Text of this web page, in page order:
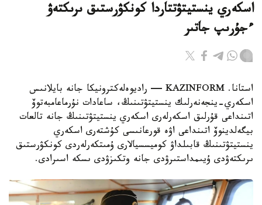
اسكەري ينستيتۋتتاردا كونكۋرستىق ىرىكتەۋ
ءجۇرىپ جاتىر
استانا. KAZINFORM — راديوەلەكترونيكا جانە بايلانىس
اسكەري-ينجەنەرلىك ينستيتۋتىنىڭ، ساعادات نۇرماعامبەتوۆ
اتىنداعى قۇرلىق اسكەرلەرى اسكەري ينستيتۋتىنىڭ جانە تالعات
بيگەلدينوۆ اتىنداعى اۋە قورعانىسى كۇشتەرى اسكەري
ينستيتۋتىنىڭ قابىلداۋ كوميسسيالارى ۇمىتكەرلەردى كونكۋرستىق
ىرىكتەۋدى ۇيىمداستىرۋدى جانە وتكىزۋدى ىسكە اسىرادى.